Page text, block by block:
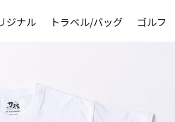
ジナル トラベル/バッグ ゴルフ